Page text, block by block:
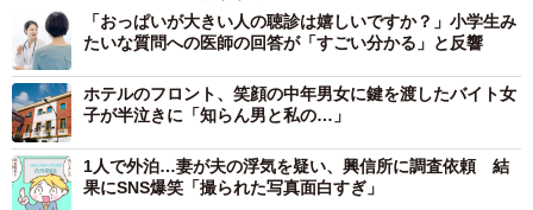
「おっぱいが大きい人の聴診は嬉しいですか？」小学生み
たいな質問への医師の回答が「すごい分かる」と反響
ホテルのフロント、笑顔の中年男女に鍵を渡したバイト女
子が半泣きに「知らん男と私の…」
1人で外泊…妻が夫の浮気を疑い、興信所に調査依頼 結
果にSNS爆笑「撮られた写真面白すぎ」